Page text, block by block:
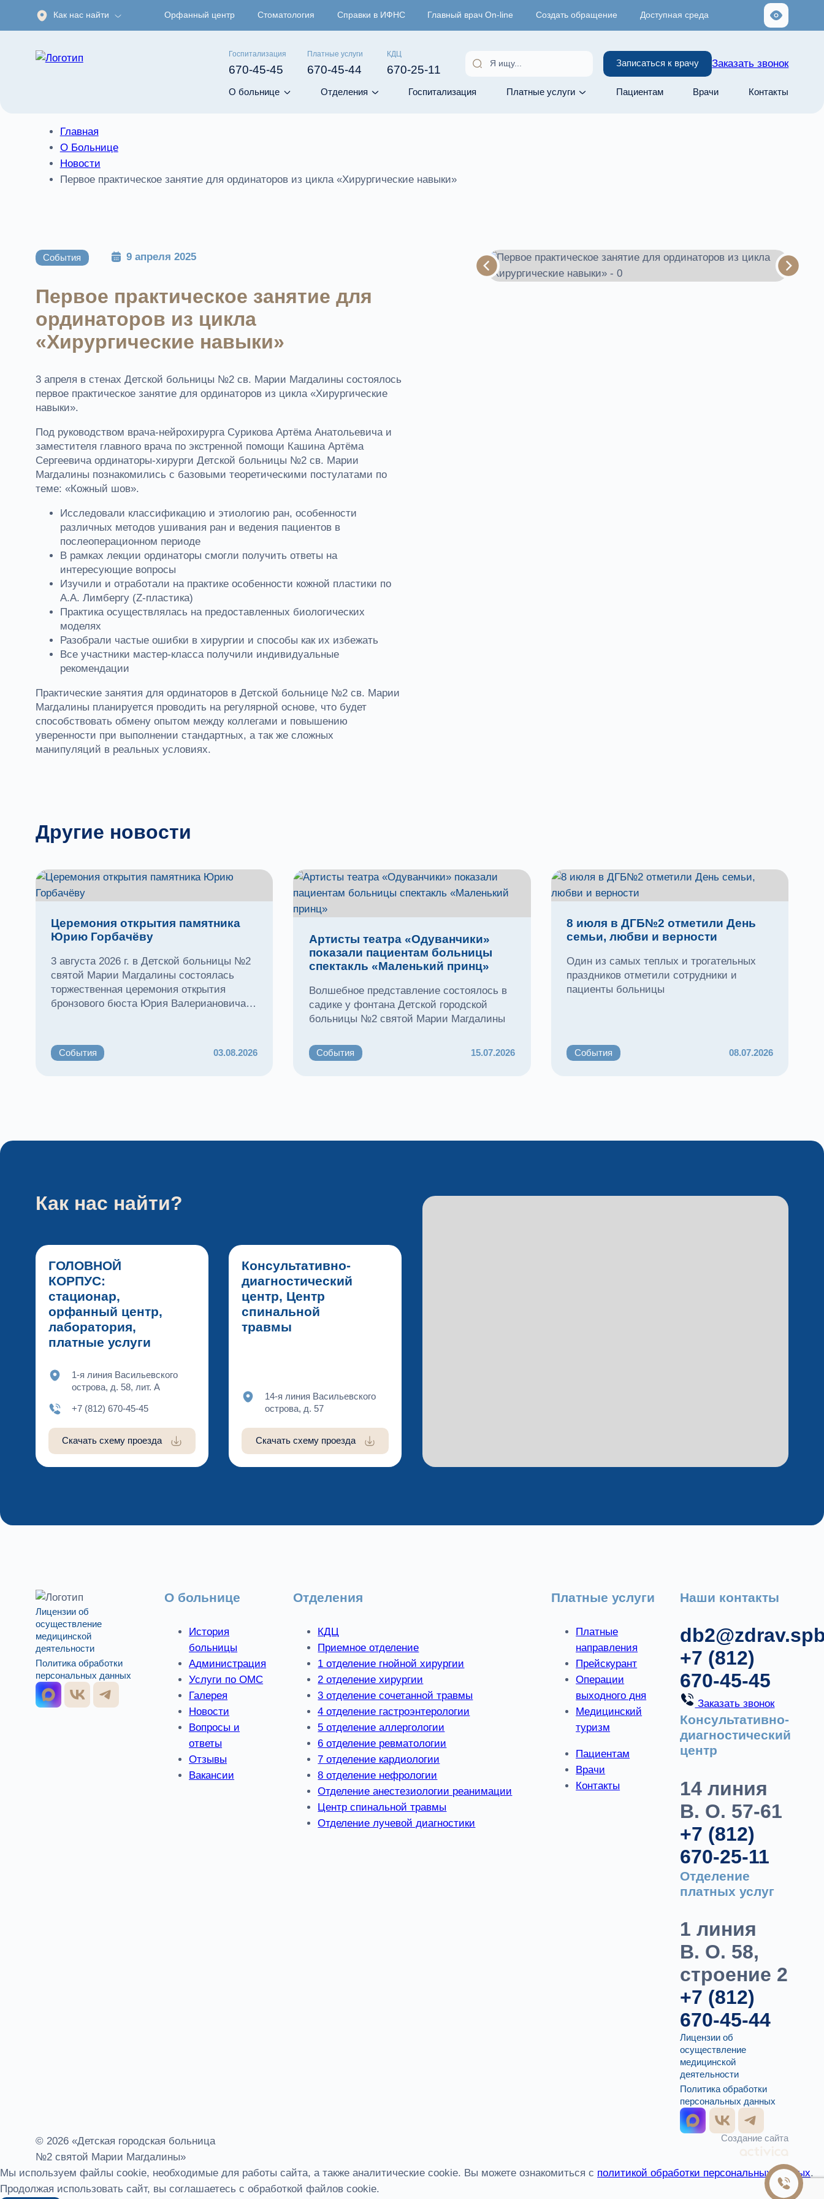
Как нас найти Орфанный центр Стоматология Справки в ИФНС Главный врач On-line Создать обращение Доступная среда
Госпитализация
670-45-45
Платные услуги
670-45-44
КДЦ
670-25-11
Записаться к врачу Заказать звонок
О больнице Отделения Госпитализация Платные услуги Пациентам Врачи Контакты
Главная
О Больнице
Новости
Первое практическое занятие для ординаторов из цикла «Хирургические навыки»
События 9 апреля 2025
Первое практическое занятие для
ординаторов из цикла
«Хирургические навыки»
3 апреля в стенах Детской больницы №2 св. Марии Магдалины состоялось
первое практическое занятие для ординаторов из цикла «Хирургические
навыки».
Под руководством врача-нейрохирурга Сурикова Артёма Анатольевича и
заместителя главного врача по экстренной помощи Кашина Артёма
Сергеевича ординаторы-хирурги Детской больницы №2 св. Марии
Магдалины познакомились с базовыми теоретическими постулатами по
теме: «Кожный шов».
Исследовали классификацию и этиологию ран, особенности
различных методов ушивания ран и ведения пациентов в
послеоперационном периоде
В рамках лекции ординаторы смогли получить ответы на
интересующие вопросы
Изучили и отработали на практике особенности кожной пластики по
А.А. Лимбергу (Z-пластика)
Практика осуществлялась на предоставленных биологических
моделях
Разобрали частые ошибки в хирургии и способы как их избежать
Все участники мастер-класса получили индивидуальные
рекомендации
Практические занятия для ординаторов в Детской больнице №2 св. Марии
Магдалины планируется проводить на регулярной основе, что будет
способствовать обмену опытом между коллегами и повышению
уверенности при выполнении стандартных, а так же сложных
манипуляций в реальных условиях.
Другие новости
Церемония открытия памятника
Юрию Горбачёву
3 августа 2026 г. в Детской больницы №2
святой Марии Магдалины состоялась
торжественная церемония открытия
бронзового бюста Юрия Валериановича
События 03.08.2026
Артисты театра «Одуванчики»
показали пациентам больницы
спектакль «Маленький принц»
Волшебное представление состоялось в
садике у фонтана Детской городской
больницы №2 святой Марии Магдалины
События 15.07.2026
8 июля в ДГБ№2 отметили День
семьи, любви и верности
Один из самых теплых и трогательных
праздников отметили сотрудники и
пациенты больницы
События 08.07.2026
Как нас найти?
ГОЛОВНОЙ
КОРПУС:
стационар,
орфанный центр,
лаборатория,
платные услуги
1-я линия Васильевского
острова, д. 58, лит. А
+7 (812) 670-45-45
Скачать схему проезда
Консультативно-
диагностический
центр, Центр
спинальной
травмы
14-я линия Васильевского
острова, д. 57
Скачать схему проезда
Лицензии об
осуществление
медицинской
деятельности
Политика обработки
персональных данных
О больнице
История
больницы
Администрация
Услуги по ОМС
Галерея
Новости
Вопросы и
ответы
Отзывы
Вакансии
Отделения
КДЦ
Приемное отделение
1 отделение гнойной хирургии
2 отделение хирургии
3 отделение сочетанной травмы
4 отделение гастроэнтерологии
5 отделение аллергологии
6 отделение ревматологии
7 отделение кардиологии
8 отделение нефрологии
Отделение анестезиологии реанимации
Центр спинальной травмы
Отделение лучевой диагностики
Платные услуги
Платные
направления
Прейскурант
Операции
выходного дня
Медицинский
туризм
Пациентам
Врачи
Контакты
Наши контакты
+7 (812)
670-45-45
Заказать звонок
Консультативно-
диагностический
центр
14 линия
В. О. 57-61
+7 (812)
670-25-11
Отделение
платных услуг
1 линия
В. О. 58,
строение 2
+7 (812)
670-45-44
Лицензии об
осуществление
медицинской
деятельности
Политика обработки
персональных данных
© 2026 «Детская городская больница
№2 святой Марии Магдалины»
Создание сайта
Мы используем файлы cookie, необходимые для работы сайта, а также аналитические cookie. Вы можете ознакомиться с политикой обработки персональных данных.
Продолжая использовать сайт, вы соглашаетесь с обработкой файлов cookie.